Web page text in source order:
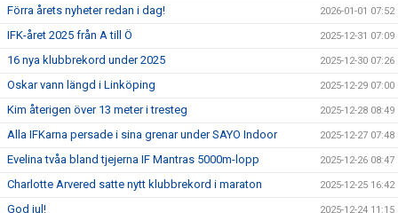
Förra årets nyheter redan i dag! 2026-01-01 07:52
IFK-året 2025 från A till Ö 2025-12-31 07:09
16 nya klubbrekord under 2025 2025-12-30 07:26
Oskar vann längd i Linköping 2025-12-29 07:00
Kim återigen över 13 meter i tresteg 2025-12-28 08:49
Alla IFKarna persade i sina grenar under SAYO Indoor 2025-12-27 07:48
Evelina tvåa bland tjejerna IF Mantras 5000m-lopp 2025-12-26 08:47
Charlotte Arvered satte nytt klubbrekord i maraton 2025-12-25 16:42
God jul! 2025-12-24 11:15